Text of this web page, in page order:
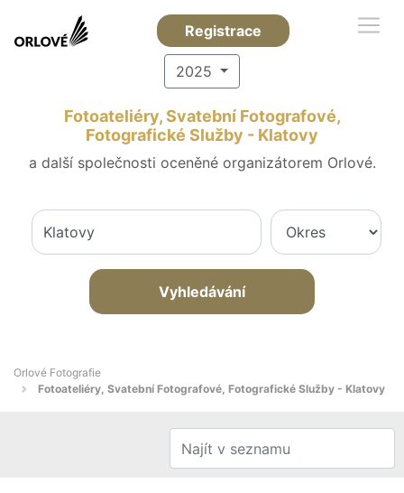
Registrace
2025
Fotoateliéry, Svatební Fotografové,
Fotografické Služby - Klatovy
a další společnosti oceněné organizátorem Orlové.
Vyhledávání
Orlové Fotografie
Fotoateliéry, Svatební Fotografové, Fotografické Služby - Klatovy